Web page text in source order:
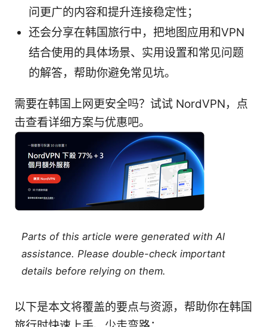
问更广的内容和提升连接稳定性；
还会分享在韩国旅行中，把地图应用和VPN
结合使用的具体场景、实用设置和常见问题
的解答，帮助你避免常见坑。
需要在韩国上网更安全吗？试试 NordVPN，点
击查看详细方案与优惠吧。
Parts of this article were generated with AI
assistance. Please double-check important
details before relying on them.
以下是本文将覆盖的要点与资源，帮助你在韩国